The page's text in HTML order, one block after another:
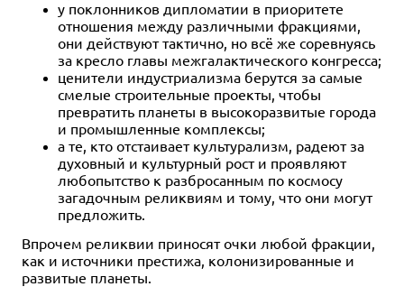
у поклонников дипломатии в приоритете
отношения между различными фракциями,
они действуют тактично, но всё же соревнуясь
за кресло главы межгалактического конгресса;
ценители индустриализма берутся за самые
смелые строительные проекты, чтобы
превратить планеты в высокоразвитые города
и промышленные комплексы;
а те, кто отстаивает культурализм, радеют за
духовный и культурный рост и проявляют
любопытство к разбросанным по космосу
загадочным реликвиям и тому, что они могут
предложить.
Впрочем реликвии приносят очки любой фракции,
как и источники престижа, колонизированные и
развитые планеты.